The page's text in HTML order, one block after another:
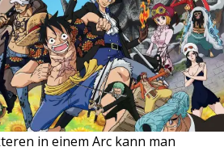
in einem Arc kann man